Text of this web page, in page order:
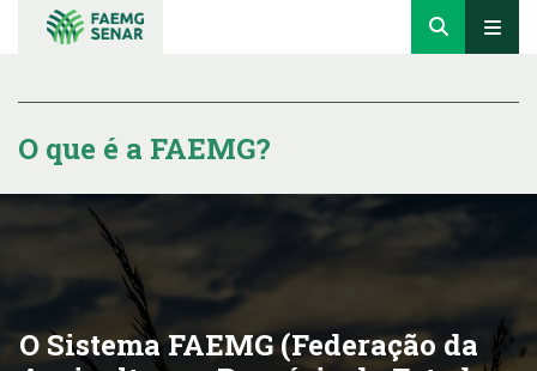
O que é a FAEMG?
O Sistema FAEMG (Federação da